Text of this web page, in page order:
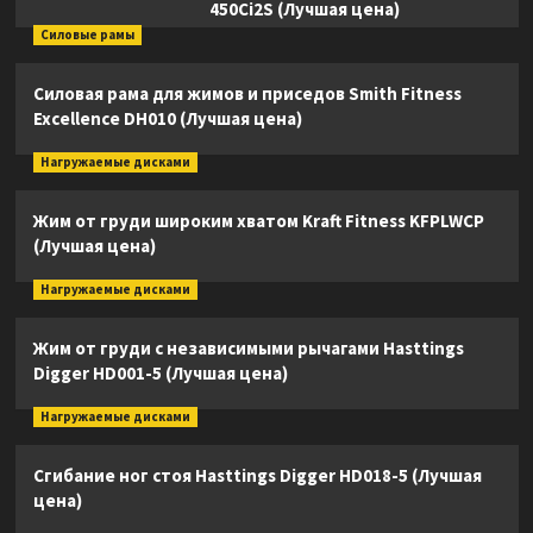
450Ci2S (Лучшая цена)
Силовые рамы
Силовая рама для жимов и приседов Smith Fitness
Excellence DH010 (Лучшая цена)
Нагружаемые дисками
Жим от груди широким хватом Kraft Fitness KFPLWCP
(Лучшая цена)
Нагружаемые дисками
Жим от груди с независимыми рычагами Hasttings
Digger HD001-5 (Лучшая цена)
Нагружаемые дисками
Сгибание ног стоя Hasttings Digger HD018-5 (Лучшая
цена)